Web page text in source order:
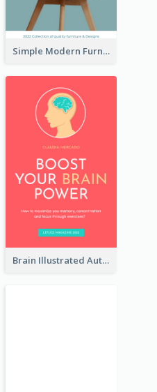
Simple Modern Furniture Design Book Cover
Brain Illustrated Autobiography Book Cover